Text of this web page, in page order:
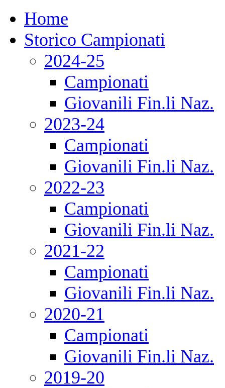
Home
Storico Campionati
2024-25
Campionati
Giovanili Fin.li Naz.
2023-24
Campionati
Giovanili Fin.li Naz.
2022-23
Campionati
Giovanili Fin.li Naz.
2021-22
Campionati
Giovanili Fin.li Naz.
2020-21
Campionati
Giovanili Fin.li Naz.
2019-20